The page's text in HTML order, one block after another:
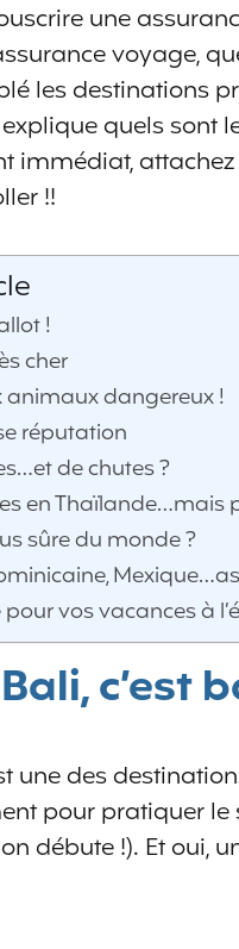
une
voyage,
les destinations
quels sont
immédiat,
!!
!
cher
animaux dangereux !
réputation
de chutes ?
en
sûre du monde ?
vos vacances à
c’est
une des
pour pratiquer le
débute !). Et oui,